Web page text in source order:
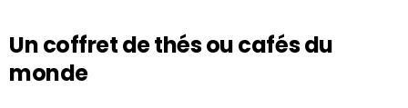
Un coffret de thés ou cafés du
monde